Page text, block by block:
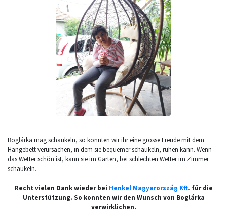
Boglárka mag schaukeln, so konnten wir ihr eine grosse Freude mit dem
Hängebett verursachen, in dem sie bequemer schaukeln, ruhen kann. Wenn
das Wetter schön ist, kann sie im Garten, bei schlechten Wetter im Zimmer
schaukeln.
Recht vielen Dank wieder bei Henkel Magyarország Kft. für die
Unterstützung. So konnten wir den Wunsch von Boglárka
verwirklichen.